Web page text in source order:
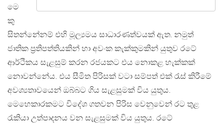
මෙ
කු
සිතන්නේනම් එහි මූල්‍යමය සාධාරණත්වයක් ඇත. නමුත්
ජාතික ප්‍රතිපත්තියකින් හා අවංක කැක්කුමකින් යුතුව රටේ
ආර්ථිකය සැළසුම් කරන රජයකට එය නොකළ හැක්කක්
නොවන්නේය. එය සීමිත පිරිසක් වටා සම්පත් එක් රැස් කිරීමේ
අවශ්‍යතාවයෙන් ඔබ්බට ගිය සැළසුමක් විය යුතුය.
මෙහෙකාරකමට විදේශ ගතවන පිරිස වෙනුවෙන් රට තුළ
රැකියා උත්පාදනය වන සැළසුමක් විය යුතුය. රටේ